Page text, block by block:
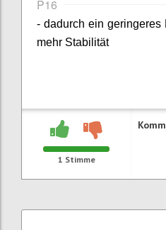
P16
- dadurch ein geringeres
mehr Stabilität
1 Stimme